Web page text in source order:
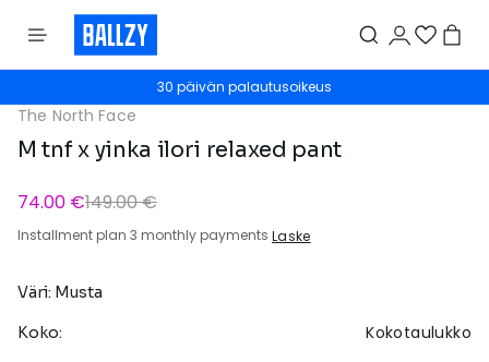
30 päivän palautusoikeus
The North Face
M tnf x yinka ilori relaxed pant
74.00 €149.00 €
Installment plan 3 monthly payments Laske
Väri: Musta
Koko: Kokotaulukko